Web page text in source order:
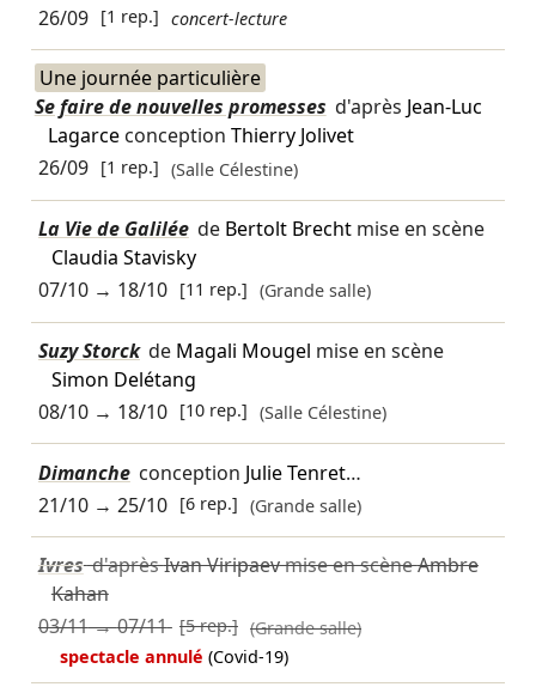
26/09 [1 rep.] concert-lecture
Une journée particulière
Se faire de nouvelles promesses d'après Jean-Luc
Lagarceconception Thierry Jolivet
26/09 [1 rep.] (Salle Célestine)
La Vie de Galilée de Bertolt Brechtmise en scène
Claudia Stavisky
07/10→ 18/10 [11 rep.] (Grande salle)
Suzy Storck de Magali Mougel mise en scène
Simon Delétang
08/10→ 18/10 [10 rep.] (Salle Célestine)
Dimanche conception Julie Tenret…
21/10→ 25/10 [6 rep.] (Grande salle)
Ivresd'aprèsIvan Viripaevmise en scèneAmbre
Kahan
03/11→07/11 [5 rep.] (Grande salle)
spectacle annulé(Covid-19)